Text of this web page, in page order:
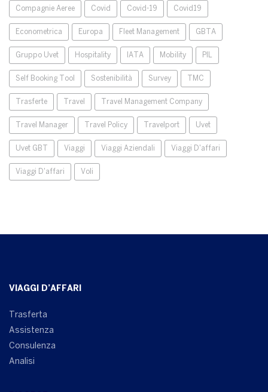
Compagnie Aeree Covid Covid-19 Covid19
Econometrica Europa Fleet Management GBTA
Gruppo Uvet Hospitality IATA Mobility PIL
Self Booking Tool Sostenibilità Survey TMC
Trasferte Travel Travel Management Company
Travel Manager Travel Policy Travelport Uvet
Uvet GBT Viaggi Viaggi Aziendali Viaggi D'affari
Viaggi D'affari Voli
VIAGGI D’AFFARI
Trasferta
Assistenza
Consulenza
Analisi